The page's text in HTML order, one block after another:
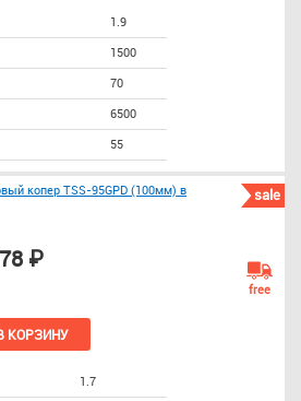
1.9
1500
70
6500
55
sale
копер TSS-95GPD (100мм) в
КОРЗИНУ
₽
free
1.7